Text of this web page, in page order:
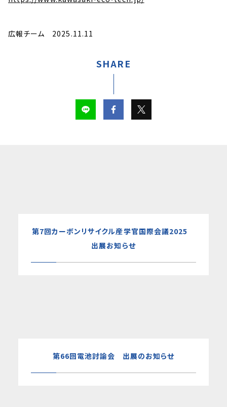
広報チーム 2025.11.11
SHARE
第7回カーボンリサイクル産学官国際会議2025
出展お知らせ
第66回電池討論会 出展のお知らせ